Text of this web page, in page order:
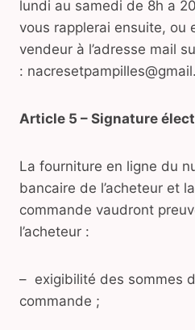
lundi au samedi de 8h a
vous rapplerai ensuite, ou
vendeur à l’adresse mail
:
Article 5 – Signature
La fourniture en ligne du
bancaire de l’acheteur et
commande vaudront
l’acheteur :
– exigibilité des sommes
commande ;